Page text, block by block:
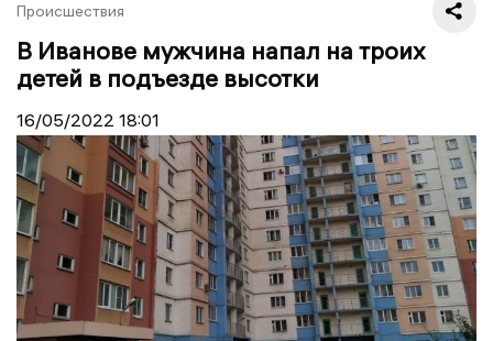
Происшествия
В Иванове мужчина напал на троих
детей в подъезде высотки
16/05/2022 18:01